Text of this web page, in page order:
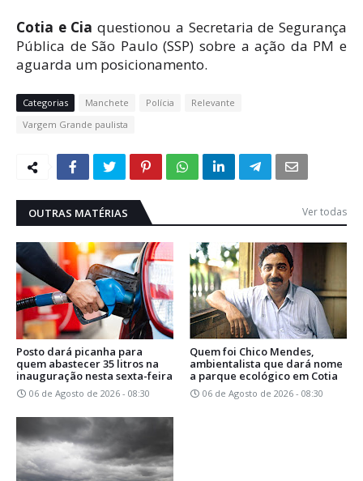
Cotia e Cia questionou a Secretaria de Segurança
Pública de São Paulo (SSP) sobre a ação da PM e
aguarda um posicionamento.
Categorias Manchete Polícia
Relevante
Vargem Grande paulista
OUTRAS MATÉRIAS Ver todas
Posto dará picanha para
quem abastecer 35 litros na
inauguração nesta sexta-feira
06 de Agosto de 2026 - 08:30
Quem foi Chico Mendes,
ambientalista que dará nome
a parque ecológico em Cotia
06 de Agosto de 2026 - 08:30